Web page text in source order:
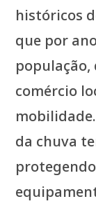
históricos
que por
população,
comércio
da chuva